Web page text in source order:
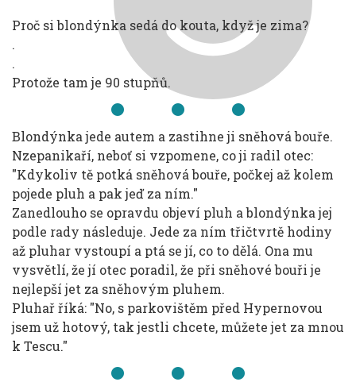
Proč si blondýnka sedá do kouta, když je zima?
.
.
Protože tam je 90 stupňů.
Blondýnka jede autem a zastihne ji sněhová bouře.
Nzepanikaří, neboť si vzpomene, co ji radil otec:
"Kdykoliv tě potká sněhová bouře, počkej až kolem
pojede pluh a pak jeď za ním."
Zanedlouho se opravdu objeví pluh a blondýnka jej
podle rady následuje. Jede za ním třičtvrtě hodiny
až pluhar vystoupí a ptá se jí, co to dělá. Ona mu
vysvětlí, že jí otec poradil, že při sněhové bouři je
nejlepší jet za sněhovým pluhem.
Pluhař říká: "No, s parkovištěm před Hypernovou
jsem už hotový, tak jestli chcete, můžete jet za mnou
k Tescu."